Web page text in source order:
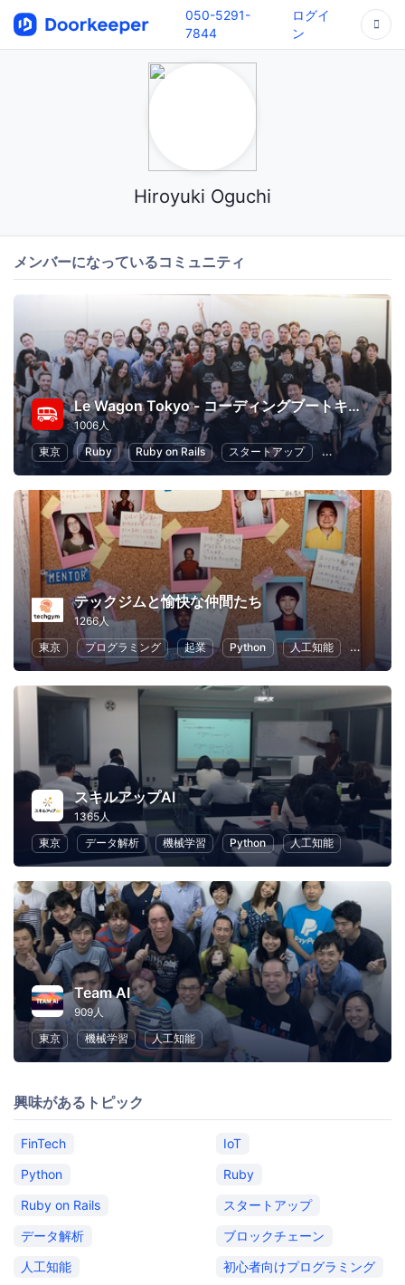
050-5291-
7844
ログイ
ン
Hiroyuki Oguchi
メンバーになっているコミュニティ
Le Wagon Tokyo - コーディングブートキャンプ
1006人
東京
Ruby Ruby on Rails スタートアップ 起業 初心
テックジムと愉快な仲間たち
1266人
東京
プログラミング 起業 Python 人工知能 ChatGPT
スキルアップAI
1365人
東京
データ解析 機械学習 Python 人工知能
Team AI
909人
東京
機械学習 人工知能
興味があるトピック
FinTech
IoT
Python
Ruby
Ruby on Rails
スタートアップ
データ解析
ブロックチェーン
人工知能
初心者向けプログラミング